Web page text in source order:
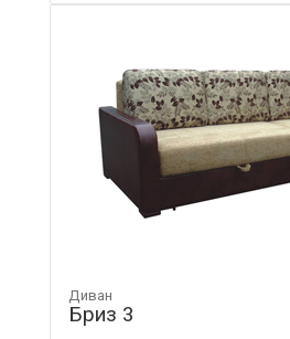
Диван
Бриз 3